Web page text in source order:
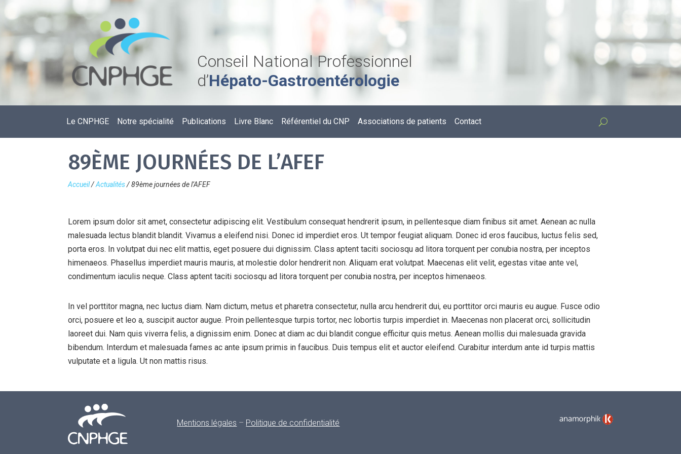
Conseil National Professionnel
d’Hépato-Gastroentérologie
Le CNPHGE Notre spécialité Publications Livre Blanc Référentiel du CNP Associations de patients Contact
89ÈME JOURNÉES DE L’AFEF
Accueil/Actualités/89ème journées de l’AFEF
Lorem ipsum dolor sit amet, consectetur adipiscing elit. Vestibulum consequat hendrerit ipsum, in pellentesque diam finibus sit amet. Aenean ac nulla
malesuada lectus blandit blandit. Vivamus a eleifend nisi. Donec id imperdiet eros. Ut tempor feugiat aliquam. Donec id eros faucibus, luctus felis sed,
porta eros. In volutpat dui nec elit mattis, eget posuere dui dignissim. Class aptent taciti sociosqu ad litora torquent per conubia nostra, per inceptos
himenaeos. Phasellus imperdiet mauris mauris, at molestie dolor hendrerit non. Aliquam erat volutpat. Maecenas elit velit, egestas vitae ante vel,
condimentum iaculis neque. Class aptent taciti sociosqu ad litora torquent per conubia nostra, per inceptos himenaeos.
In vel porttitor magna, nec luctus diam. Nam dictum, metus et pharetra consectetur, nulla arcu hendrerit dui, eu porttitor orci mauris eu augue. Fusce odio
orci, posuere et leo a, suscipit auctor augue. Proin pellentesque turpis tortor, nec lobortis turpis imperdiet in. Maecenas non placerat orci, sollicitudin
laoreet dui. Nam quis viverra felis, a dignissim enim. Donec at diam ac dui blandit congue efficitur quis metus. Aenean mollis dui malesuada gravida
bibendum. Interdum et malesuada fames ac ante ipsum primis in faucibus. Duis tempus elit et auctor eleifend. Curabitur interdum ante id turpis mattis
vulputate et a ligula. Ut non mattis risus.
Mentions légales – Politique de confidentialité